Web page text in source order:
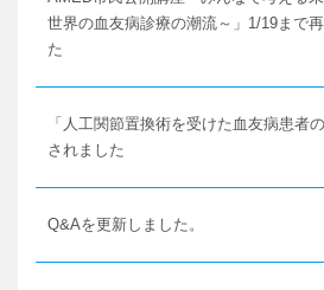
世界の血友病診療の潮流～」1/19まで
た
「人工関節置換術を受けた血友病患者
されました
Q&Aを更新しました。